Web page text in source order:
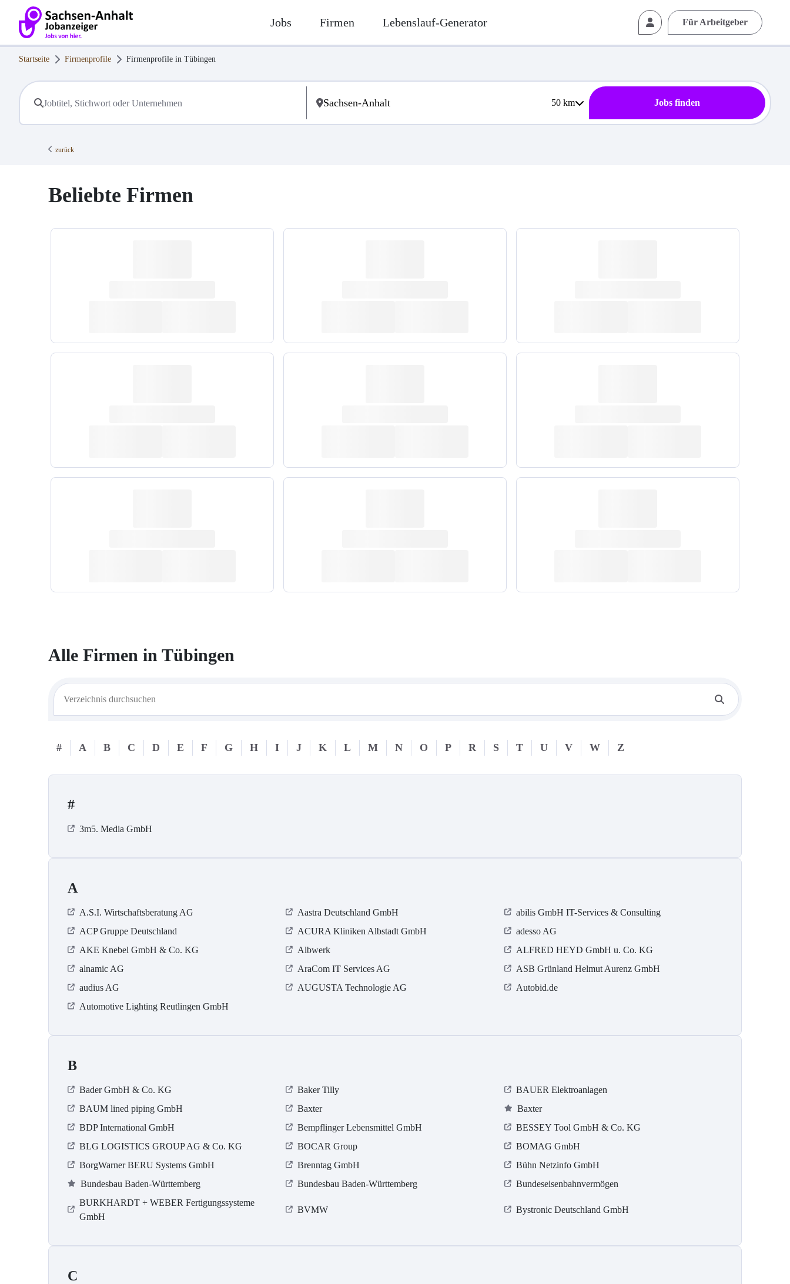
Jobs Firmen Lebenslauf-Generator Für Arbeitgeber
Startseite Firmenprofile Firmenprofile in Tübingen
50km Jobs finden
zurück
Beliebte Firmen
Alle Firmen in Tübingen
# A B C D E F G H I J K L M N O P R S T U V W Z
#
3m5. Media GmbH
A
A.S.I. Wirtschaftsberatung AG Aastra Deutschland GmbH
abilis GmbH IT-Services & Consulting
ACP Gruppe Deutschland
ACURA Kliniken Albstadt GmbH
adesso AG
AKE Knebel GmbH & Co. KG
Albwerk
ALFRED HEYD GmbH u. Co. KG
alnamic AG
AraCom IT Services AG
ASB Grün­land Helmut Au­renz GmbH
audius AG
AUGUSTA Technologie AG
Autobid.de
Automotive Lighting Reutlingen GmbH
B
Bader GmbH & Co. KG Baker Tilly
BAUER Elektroanlagen
BAUM lined piping GmbH
Baxter
Baxter
BDP International GmbH
Bempflinger Lebensmittel GmbH
BESSEY Tool GmbH & Co. KG
BLG LOGISTICS GROUP AG & Co. KG
BOCAR Group
BOMAG GmbH
BorgWarner BERU Systems GmbH
Brenntag GmbH
Bühn Netzinfo GmbH
Bundesbau Baden-Württemberg
Bundesbau Baden-Württemberg
Bundeseisenbahnvermögen
BURKHARDT + WEBER Fertigungssysteme
GmbH
BVMW Bystronic Deutschland GmbH
C